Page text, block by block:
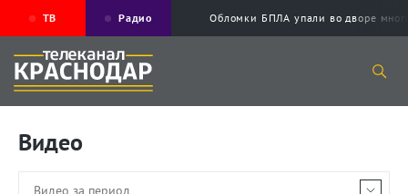
ТВ Радио Обломки БПЛА упали во дворе
Видео